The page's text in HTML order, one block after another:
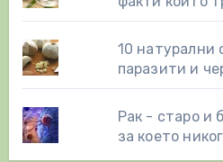
10 натурални
паразити и
Рак - старо и
за което